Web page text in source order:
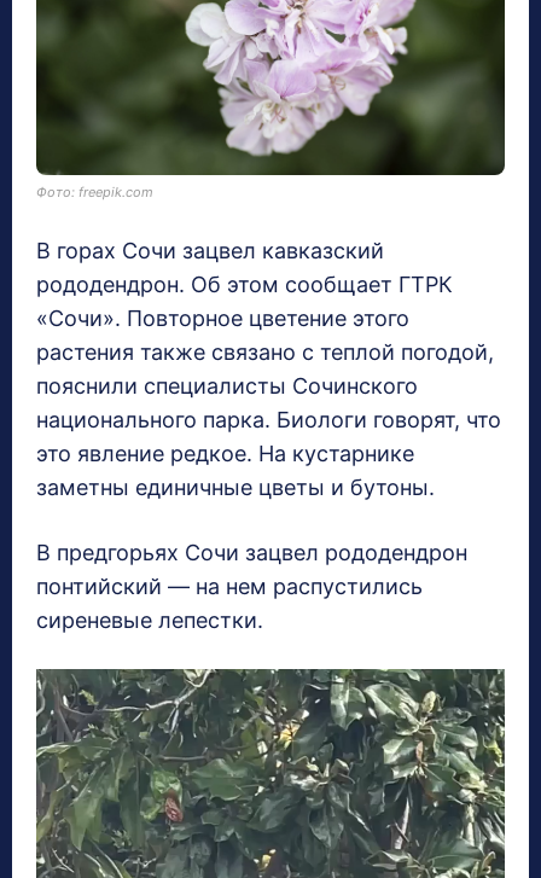
Фото: freepik.com
В горах Сочи зацвел кавказский
рододендрон. Об этом сообщает ГТРК
«Сочи». Повторное цветение этого
растения также связано с теплой погодой,
пояснили специалисты Сочинского
национального парка. Биологи говорят, что
это явление редкое. На кустарнике
заметны единичные цветы и бутоны.
В предгорьях Сочи зацвел рододендрон
понтийский — на нем распустились
сиреневые лепестки.
В
и
д
е
о
п